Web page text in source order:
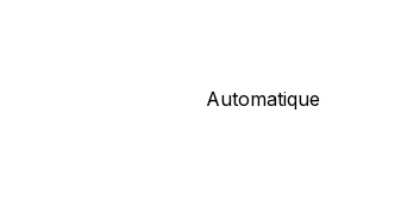
Automatique